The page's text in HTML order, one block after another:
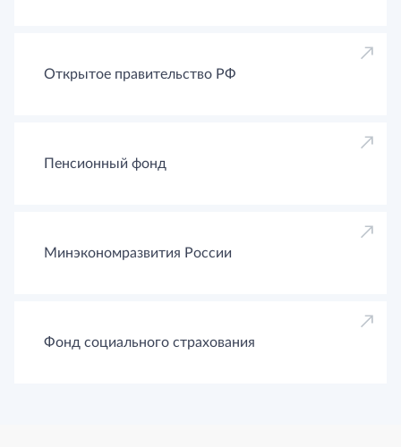
Открытое правительство РФ
Пенсионный фонд
Минэкономразвития России
Фонд социального страхования